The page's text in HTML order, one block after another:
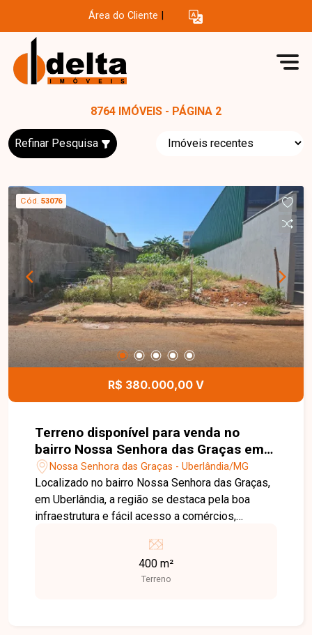
Área do Cliente
8764 IMÓVEIS - PÁGINA 2
Refinar Pesquisa
Cód. 53076
R$ 380.000,00 V
Terreno disponível para venda no
bairro Nossa Senhora das Graças em
Uberlândia MG
Nossa Senhora das Graças - Uberlândia/MG
Localizado no bairro Nossa Senhora das Graças,
em Uberlândia, a região se destaca pela boa
infraestrutura e fácil acesso a comércios,
opção para quem busca praticidade no dia a dia.
O imóvel possui 400 m² de terreno, amplo e bem
localizado dentro do bairro, ideal para construção
400 m²
Terreno